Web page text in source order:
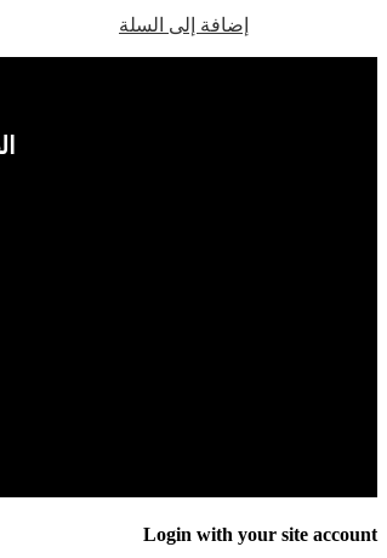
إضافة إلى السلة
Login with your site account